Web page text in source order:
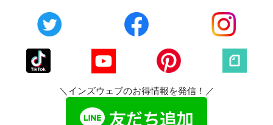
＼インズウェブのお得情報を発信！／